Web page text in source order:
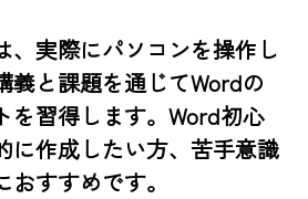
実際にパソコンを操作し
義と課題を通じてWordの
を習得します。Word初心
に作成したい方、苦手意識
すすめです。